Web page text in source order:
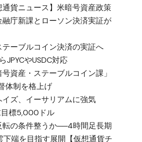
通貨ニュース】米暗号資産政策
庁新課とローソン決済実証が
テーブルコイン決済の実証へ
JPYCやUSDC対応
資産・ステーブルコイン課」
体制を格上げ
ズ、イーサリアムに強気
標5,000ドル
転の条件整うか──4時間足長期
下端を目指す展開【仮想通貨チ